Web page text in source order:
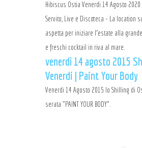
Hibiscus Ostia Venerdi 14 Agosto 2020
Servito, Live e Discoteca - La location
aspetta per iniziare l'estate alla
e freschi cocktail in riva al mare.
venerdì 14 agosto 2015
Venerdi | Paint Your Body
Venerdi 14 Agosto 2015 lo Shilling di
serata "PAINT YOUR BODY".